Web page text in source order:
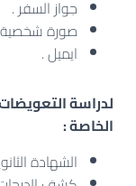
جواز السفر .
صورة
ايميل .
لدراسة
الخاصة :
الشهادة